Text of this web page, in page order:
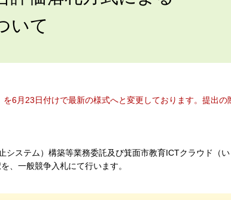
いて
6月23日付けで最新の様式へと変更しております。提出の
システム）構築等業務委託及び箕面市教育ICTクラウド（
、一般競争入札にて行います。